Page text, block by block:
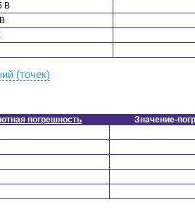
В
(точек)
погрешность Значение-